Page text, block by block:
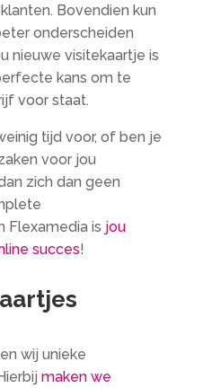
Bovendien kun
onderscheiden
nieuwe visitekaartje is
kans om te
voor staat.
tijd voor, of ben je
voor jou
zich dan geen
Flexamedia is jou
succes!
wij unieke
maken we